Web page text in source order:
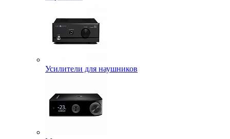
Усилители для наушников